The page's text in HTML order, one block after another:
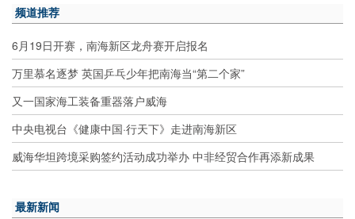
频道推荐
6月19日开赛，南海新区龙舟赛开启报名
万里慕名逐梦 英国乒乓少年把南海当“第二个家”
又一国家海工装备重器落户威海
中央电视台《健康中国·行天下》走进南海新区
威海华坦跨境采购签约活动成功举办 中非经贸合作再添新成果
最新新闻